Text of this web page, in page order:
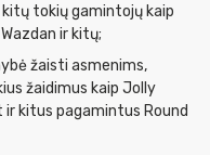
tokių gamintojų kaip
ir kitų;
žaisti asmenims,
žaidimus kaip Jolly
ir kitus pagamintus Round